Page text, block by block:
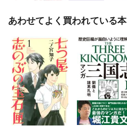
あわせてよく買われている本